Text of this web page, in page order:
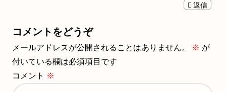
返信
コメントをどうぞ
メールアドレスが公開されることはありません。 ※ が
付いている欄は必須項目です
コメント ※